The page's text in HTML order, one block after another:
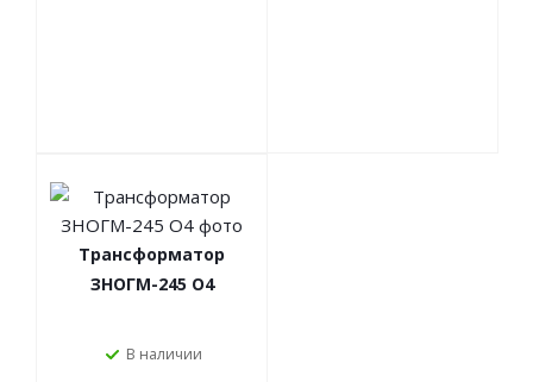
Трансформатор
ЗНОГМ-245 О4
В наличии